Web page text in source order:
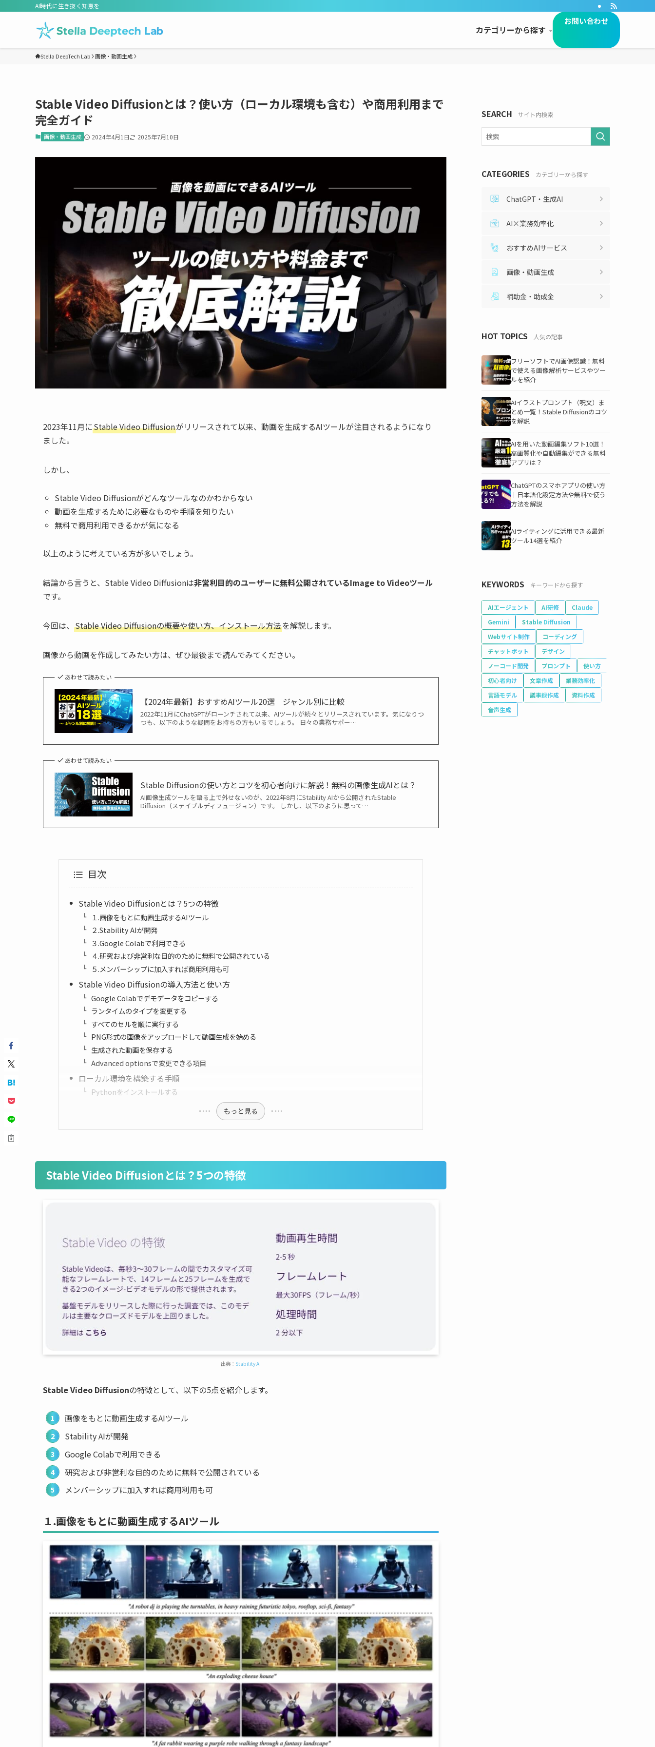
AI時代に生き抜く知恵を
カテゴリーから探す
お問い合わせ
Stella DeepTech Lab 画像・動画生成
Stable Video Diffusionとは？使い方（ローカル環境も含む）や商用利用まで
完全ガイド
画像・動画生成 2024年4月1日 2025年7月10日
2023年11月にStable Video Diffusionがリリースされて以来、動画を生成するAIツールが注目されるようになり
ました。
しかし、
Stable Video Diffusionがどんなツールなのかわからない
動画を生成するために必要なものや手順を知りたい
無料で商用利用できるかが気になる
以上のように考えている方が多いでしょう。
結論から言うと、Stable Video Diffusionは非営利目的のユーザーに無料公開されているImage to Videoツール
です。
今回は、 Stable Video Diffusionの概要や使い方、インストール方法を解説します。
画像から動画を作成してみたい方は、ぜひ最後まで読んでみてください。
あわせて読みたい
【2024年最新】おすすめAIツール20選｜ジャンル別に比較
2022年11月にChatGPTがローンチされて以来、AIツールが続々とリリースされています。気になりつ
つも、以下のような疑問をお持ちの方もいるでしょう。 日々の業務サポー…
あわせて読みたい
Stable Diffusionの使い方とコツを初心者向けに解説！無料の画像生成AIとは？
AI画像生成ツールを語る上で外せないのが、2022年8月にStability AIから公開されたStable
Diffusion（ステイブルディフュージョン）です。 しかし、以下のように思って…
目次
Stable Video Diffusionとは？5つの特徴
１.画像をもとに動画生成するAIツール
２.Stability AIが開発
３.Google Colabで利用できる
４.研究および非営利な目的のために無料で公開されている
５.メンバーシップに加入すれば商用利用も可
Stable Video Diffusionの導入方法と使い方
Google Colabでデモデータをコピーする
ランタイムのタイプを変更する
すべてのセルを順に実行する
PNG形式の画像をアップロードして動画生成を始める
生成された動画を保存する
Advanced optionsで変更できる項目
ローカル環境を構築する手順
Pythonをインストールする
もっと見る
Stable Video Diffusionとは？5つの特徴
出典： Stability AI
Stable Video Diffusionの特徴として、以下の5点を紹介します。
画像をもとに動画生成するAIツール
Stability AIが開発
Google Colabで利用できる
研究および非営利な目的のために無料で公開されている
メンバーシップに加入すれば商用利用も可
１.画像をもとに動画生成するAIツール
SEARCH サイト内検索
CATEGORIES カテゴリーから探す
ChatGPT・生成AI
AI×業務効率化
おすすめAIサービス
画像・動画生成
補助金・助成金
HOT TOPICS 人気の記事
フリーソフトでAI画像認識！無料
で使える画像解析サービスやツー
ルを紹介
AIイラストプロンプト（呪文）ま
とめ一覧！Stable Diffusionのコツ
を解説
AIを用いた動画編集ソフト10選！
高画質化や自動編集ができる無料
アプリは？
ChatGPTのスマホアプリの使い方
｜日本語化設定方法や無料で使う
方法を解説
AIライティングに活用できる最新
ツール14選を紹介
KEYWORDS キーワードから探す
AIエージェント AI研修
Claude
Gemini
Stable Diffusion
Webサイト制作
コーディング
チャットボット
デザイン
ノーコード開発
プロンプト
使い方
初心者向け
文章作成
業務効率化
言語モデル
議事録作成
資料作成
音声生成